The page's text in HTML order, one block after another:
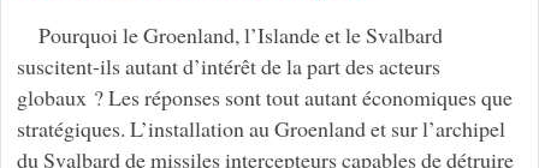
Pourquoi le Groenland, l’Islande et le Svalbard
suscitent-ils autant d’intérêt de la part des acteurs
globaux ? Les réponses sont tout autant économiques que
stratégiques. L’installation au Groenland et sur l’archipel
du Svalbard de missiles intercepteurs capables de détruire